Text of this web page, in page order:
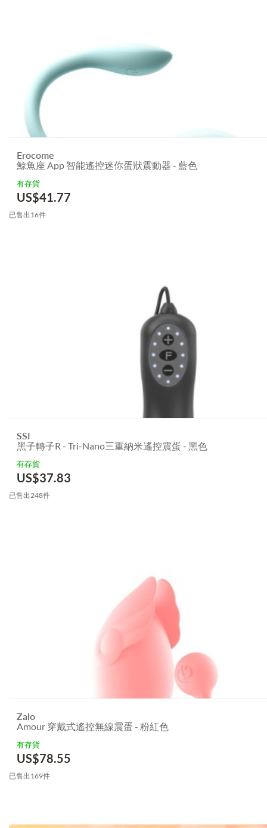
Erocome
鯨魚座 App 智能遙控迷你蛋狀震動器 - 藍色
有存貨
US$41.77
已售出16件
SSI
黑子轉子R - Tri-Nano三重納米遙控震蛋 - 黑色
有存貨
US$37.83
已售出248件
Zalo
Amour 穿戴式遙控無線震蛋 - 粉紅色
有存貨
US$78.55
已售出169件